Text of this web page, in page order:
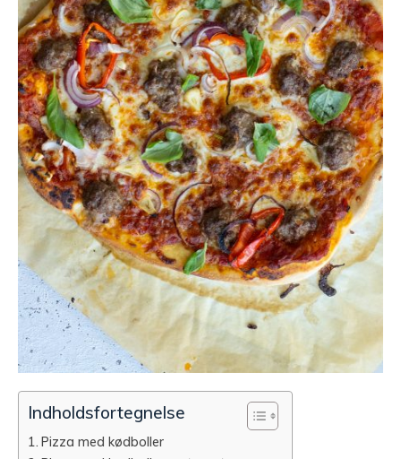
Indholdsfortegnelse
Pizza med kødboller